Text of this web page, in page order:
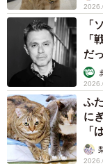
「
「
だ
ふ
に
「